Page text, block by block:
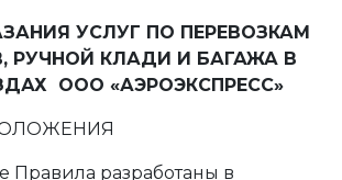
УСЛУГ ПО ПЕРЕВОЗКАМ
РУЧНОЙ КЛАДИ И БАГАЖА В
ООО «АЭРОЭКСПРЕСС»
разработаны в